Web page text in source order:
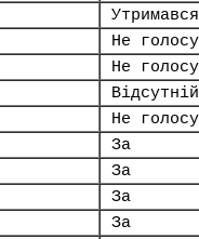
Утримався
Не
Не
Відсутній
Не
За
За
За
За